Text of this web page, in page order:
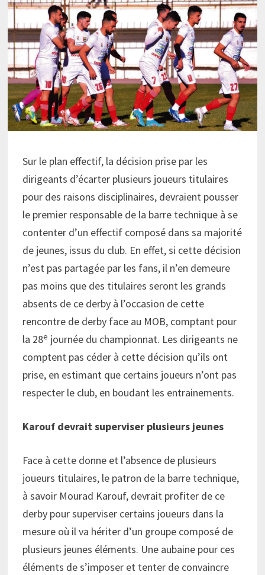
Sur le plan effectif, la décision prise par les
dirigeants d’écarter plusieurs joueurs titulaires
pour des raisons disciplinaires, devraient pousser
le premier responsable de la barre technique à se
contenter d’un effectif composé dans sa majorité
de jeunes, issus du club. En effet, si cette décision
n’est pas partagée par les fans, il n’en demeure
pas moins que des titulaires seront les grands
absents de ce derby à l’occasion de cette
rencontre de derby face au MOB, comptant pour
la 28e journée du championnat. Les dirigeants ne
comptent pas céder à cette décision qu’ils ont
prise, en estimant que certains joueurs n’ont pas
respecter le club, en boudant les entrainements.
Karouf devrait superviser plusieurs jeunes
Face à cette donne et l’absence de plusieurs
joueurs titulaires, le patron de la barre technique,
à savoir Mourad Karouf, devrait profiter de ce
derby pour superviser certains joueurs dans la
mesure où il va hériter d’un groupe composé de
plusieurs jeunes éléments. Une aubaine pour ces
éléments de s’imposer et tenter de convaincre